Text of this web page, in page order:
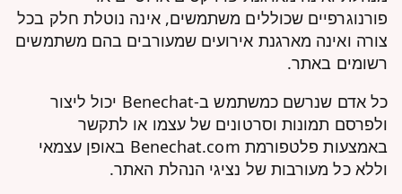
פורנוגרפיים שכוללים משתמשים, אינה נוטלת חלק בכל
צורה ואינה מארגנת אירועים שמעורבים בהם משתמשים
רשומים באתר.
כל אדם שנרשם כמשתמש ב-Benechat יכול ליצור
ולפרסם תמונות וסרטונים של עצמו או לתקשר
באמצעות פלטפורמת Benechat.com באופן עצמאי
וללא כל מעורבות של נציגי הנהלת האתר.